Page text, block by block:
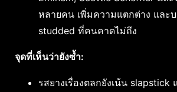
หลายคน เพิ่มความแตกต่าง และ
studded ที่คนคาดไม่ถึง
จุดที่เห็นว่ายังซ้ำ:
รสยางเรื่องตลกยังเน้น slapstick